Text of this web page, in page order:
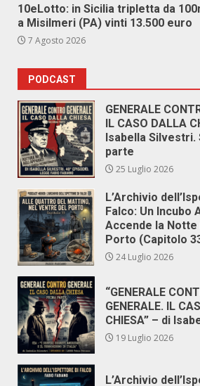
10eLotto: in Sicilia tripletta da
a Misilmeri (PA) vinti 13.500 euro
7 Agosto 2026
PODCAST
GENERALE
IL CASO DALLA
Isabella Silvestri.
parte
25 Luglio 2026
L’Archivio
Falco: Un Incubo
Accende la
Porto (Capitolo
24 Luglio 2026
“GENERALE
GENERALE. IL
CHIESA” – di
19 Luglio 2026
L’Archivio